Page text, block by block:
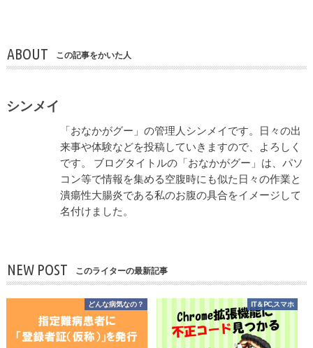
ABOUT この記事をかいた人
シンメイ
「おなかがグー」の管理人シンメイです。日々の出
来事や体験などを投稿していきますので、よろしく
です。 ブログタイトルの「おなかがグー」は、パソ
コン等で情報を集める空腹時にも似た日々の作業と
潰瘍性大腸炎である私のお腹の具合をイメージして
名付けました。
NEW POST このライターの最新記事
どんな病気なの？ IT＆PC,スマホ